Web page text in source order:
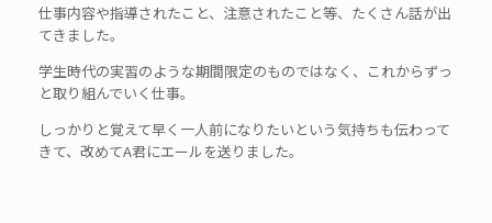
仕事内容や指導されたこと、注意されたこと等、たくさん話が出
てきました。
学生時代の実習のような期間限定のものではなく、これからずっ
と取り組んでいく仕事。
しっかりと覚えて早く一人前になりたいという気持ちも伝わって
きて、改めてA君にエールを送りました。